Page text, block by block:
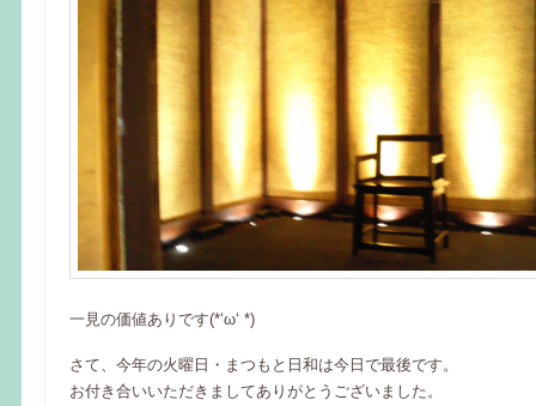
一見の価値ありです(*‘ω‘ *)
さて、今年の火曜日・まつもと日和は今日で最後です。
お付き合いいただきましてありがとうございました。